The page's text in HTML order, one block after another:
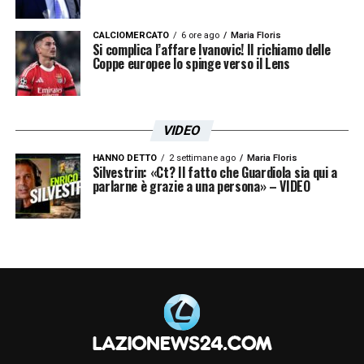
CALCIOMERCATO 6 ore ago Maria Floris
Si complica l’affare Ivanovic! Il richiamo delle
Coppe europee lo spinge verso il Lens
VIDEO
HANNO DETTO 2 settimane ago Maria Floris
Silvestrin: «Ct? Il fatto che Guardiola sia qui a
parlarne è grazie a una persona» – VIDEO